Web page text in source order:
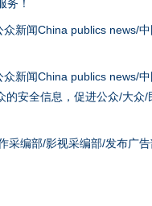
务！
新闻China publics news/
新闻China publics news/
安全信息，促进公众/大众
编部/影视采编部/发布广